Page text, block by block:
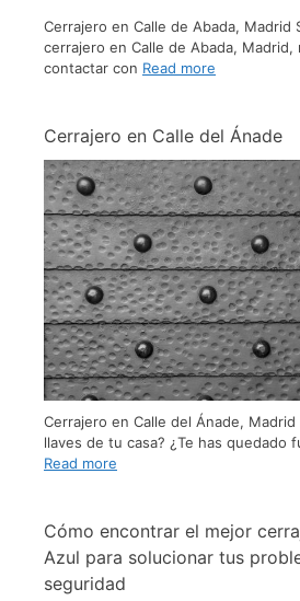
Cerrajero en Calle de Abada, Madrid
cerrajero en Calle de Abada, Madrid,
contactar con Read more
Cerrajero en Calle del Ánade
Cerrajero en Calle del Ánade, Madrid
llaves de tu casa? ¿Te has quedado
Read more
Cómo encontrar el mejor
Azul para solucionar tus
seguridad